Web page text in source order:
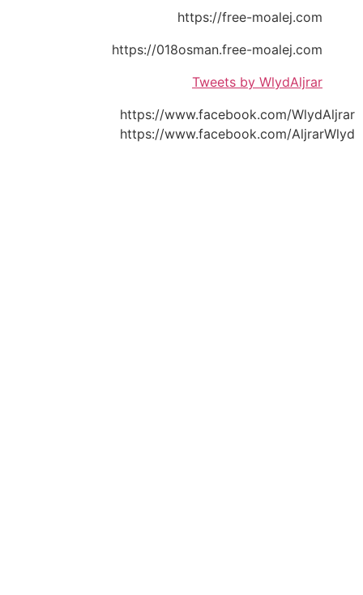
https://free-moalej.com
https://018osman.free-moalej.com
Tweets by WlydAljrar
https://www.facebook.com/WlydAljrar
https://www.facebook.com/AljrarWlyd